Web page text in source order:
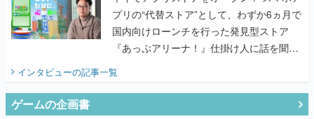
プリの“代替ストア”として、わずか6ヵ月で
国内向けローンチを行った発見型ストア
『あっぷアリーナ！』仕掛け人に話を聞い
インタビューの記事一覧
ゲームの企画書